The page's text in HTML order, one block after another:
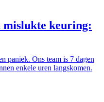
mislukte keuring:
paniek. Ons team is 7 dagen
enkele uren langskomen.